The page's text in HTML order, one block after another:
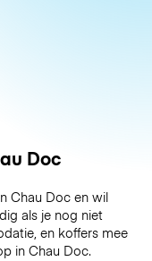
Doc
Chau Doc en wil
als je nog niet
en koffers mee
in Chau Doc.